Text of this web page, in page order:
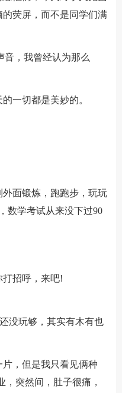
荧屏，而不是同学们满
，我曾经认为那么
一切都是美妙的。
面锻炼，跑跑步，玩玩
数学考试从来没下过90
招呼，来吧!
没玩够，其实有木有也
，但是我只看见俩种
突然间，肚子很痛，